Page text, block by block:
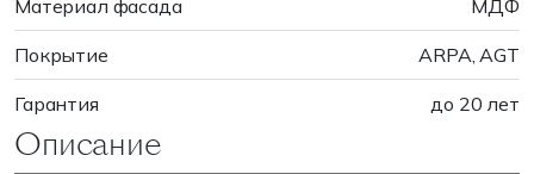
Материал фасада МДФ
Покрытие ARPA, AGT
Гарантия до 20 лет
Описание